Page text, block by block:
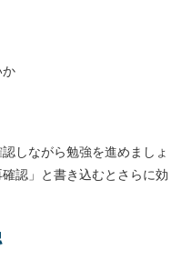
か
しながら勉強を進めましょ
認」と書き込むとさらに効